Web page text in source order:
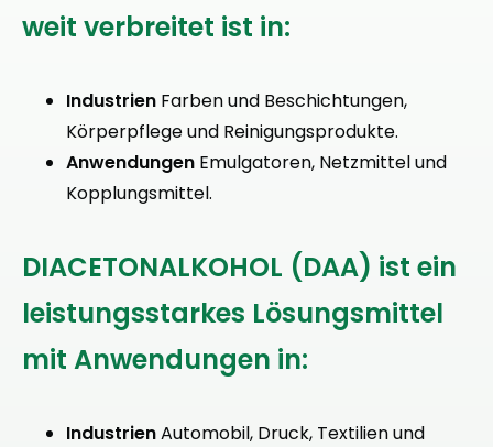
weit verbreitet ist in:
Industrien Farben und Beschichtungen,
Körperpflege und Reinigungsprodukte.
Anwendungen Emulgatoren, Netzmittel und
Kopplungsmittel.
DIACETONALKOHOL (DAA) ist ein
leistungsstarkes Lösungsmittel
mit Anwendungen in:
IndustrienAutomobil, Druck, Textilien und